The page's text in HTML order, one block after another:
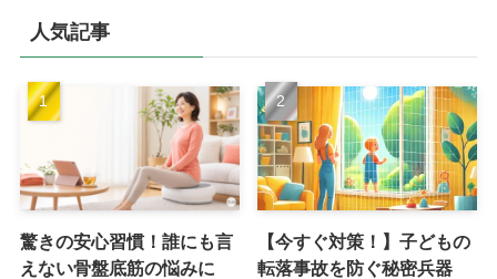
人気記事
驚きの安心習慣！誰にも言
えない骨盤底筋の悩みに
【今すぐ対策！】子どもの
転落事故を防ぐ秘密兵器